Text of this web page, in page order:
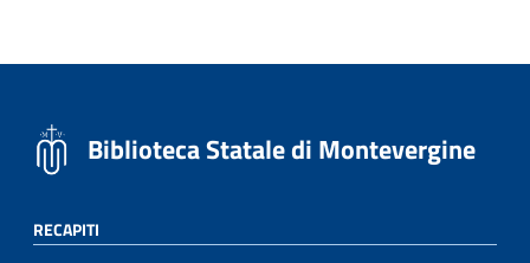
Biblioteca Statale di Montevergine
RECAPITI